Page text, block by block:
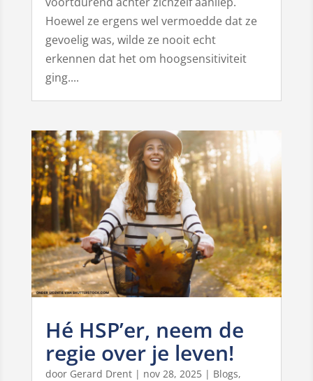
Hoewel ze ergens wel vermoedde dat ze
gevoelig was, wilde ze nooit echt
erkennen dat het om hoogsensitiviteit
ging....
Hé HSP’er, neem de
regie over je leven!
door Gerard Drent| nov 28, 2025| Blogs,